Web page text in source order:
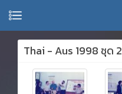
Thai - Aus 1998 ชุด 2